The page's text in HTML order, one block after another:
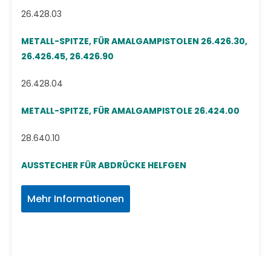
26.428.03
METALL-SPITZE, FÜR AMALGAMPISTOLEN 26.426.30,
26.426.45, 26.426.90
26.428.04
METALL-SPITZE, FÜR AMALGAMPISTOLE 26.424.00
28.640.10
AUSSTECHER FÜR ABDRÜCKE HELFGEN
Mehr Informationen